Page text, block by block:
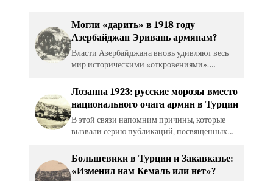
Могли «дарить» в 1918 году
Азербайджан Эривань армянам?
Власти Азербайджана вновь удивляют весь
мир историческими «откровениями».
Выступая в Батуми на конференции
«Интеграция грузинских азербайджанцев в
общество в контексте…
Лозанна 1923: русские морозы вместо
национального очага армян в Турции
В этой связи напомним причины, которые
вызвали серию публикаций, посвященных
генезису карабахского конфликта. Полемика,
как справедливо подметил Айдын
Мелик‑Мирзоев, была…
Большевики в Турции и Закавказье:
«Изменил нам Кемаль или нет»?